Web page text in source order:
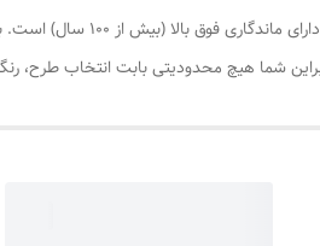
در عکس پرینت چاپ روی بوم، با
شما هیچ محدودیتی بابت انتخاب طرح،